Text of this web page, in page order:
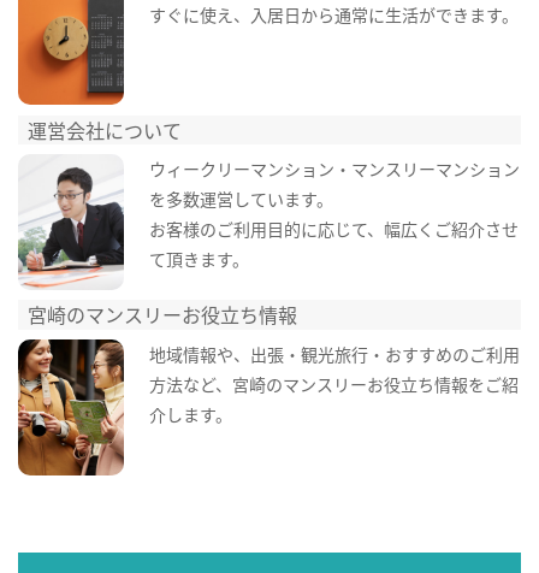
すぐに使え、入居日から通常に生活ができます。
運営会社について
ウィークリーマンション・マンスリーマンション
を多数運営しています。
お客様のご利用目的に応じて、幅広くご紹介させ
て頂きます。
宮崎のマンスリーお役立ち情報
地域情報や、出張・観光旅行・おすすめのご利用
方法など、宮崎のマンスリーお役立ち情報をご紹
介します。